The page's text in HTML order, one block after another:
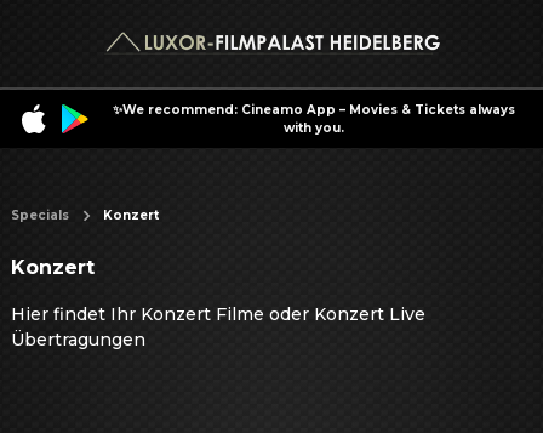
✨We recommend: Cineamo App – Movies & Tickets always
with you.
Specials Konzert
Konzert
Hier findet Ihr Konzert Filme oder Konzert Live
Übertragungen